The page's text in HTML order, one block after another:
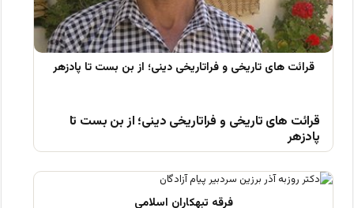
قرائت های تاریخی و فراتاریخی دینی؛ از بن بست تا
پادزهر